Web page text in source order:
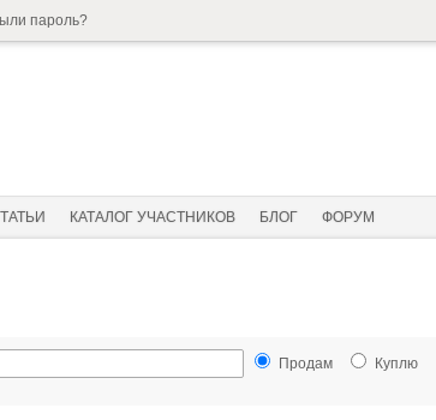
пароль?
КАТАЛОГ УЧАСТНИКОВ БЛОГ ФОРУМ
Продам
Куплю